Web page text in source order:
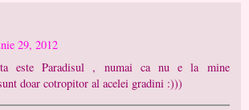
29, 2012
este Paradisul , numai ca nu e la mine
doar cotropitor al acelei gradini :)))